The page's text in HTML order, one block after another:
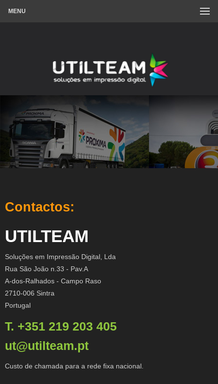
MENU
Contactos:
UTILTEAM
Soluções em Impressão Digital, Lda
Rua São João n.33 - Pav.A
A-dos-Ralhados - Campo Raso
2710-006 Sintra
Portugal
T. +351 219 203 405
ut@utilteam.pt
Custo de chamada para a rede fixa nacional.